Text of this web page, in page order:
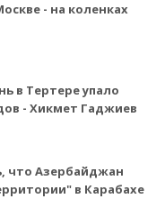
- на коленках
в Тертере упало
- Хикмет Гаджиев
что Азербайджан
в Карабахе